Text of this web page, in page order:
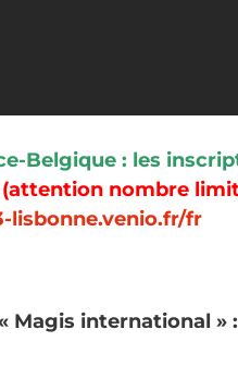
Belgique : les
(attention nombre
lisbonne.venio.fr/fr
Magis international »